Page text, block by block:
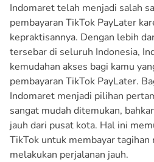
Indomaret telah menjadi salah
pembayaran TikTok PayLater
kepraktisannya. Dengan lebih
tersebar di seluruh Indonesia,
kemudahan akses bagi kamu
pembayaran TikTok PayLater.
Indomaret menjadi pilihan
sangat mudah ditemukan,
jauh dari pusat kota. Hal ini
TikTok untuk membayar tagihan
melakukan perjalanan jauh.